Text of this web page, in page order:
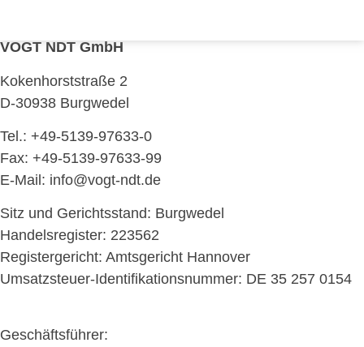
VOGT NDT GmbH
Kokenhorststraße 2
D-30938 Burgwedel
Tel.: +49-5139-97633-0
Fax: +49-5139-97633-99
E-Mail: info@vogt-ndt.de
Sitz und Gerichtsstand: Burgwedel
Handelsregister: 223562
Registergericht: Amtsgericht Hannover
Umsatzsteuer-Identifikationsnummer: DE 35 257 0154
Geschäftsführer: